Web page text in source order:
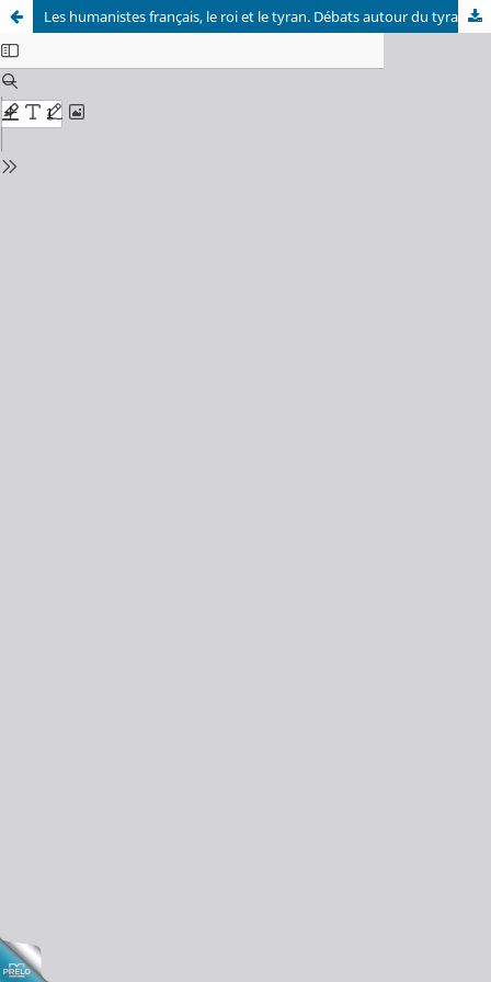
Les humanistes français, le roi et le tyran. Débats autour du tyrannicide au sein du milieu humaniste français, 1ère moitié du XVe siècle